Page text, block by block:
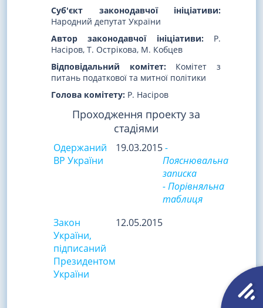
Суб'єкт законодавчої ініціативи:
Народний депутат України
Автор законодавчої ініціативи:Р.
Насіров, Т. Острікова, М. Кобцев
Відповідальний комітет:Комітет з
питань податкової та митної політики
Голова комітету: Р. Насіров
Проходження проекту за
стадіями
Одержаний
ВР України
19.03.2015-
Пояснювальна
записка
- Порівняльна
таблиця
Закон
України,
підписаний
Президентом
України
12.05.2015